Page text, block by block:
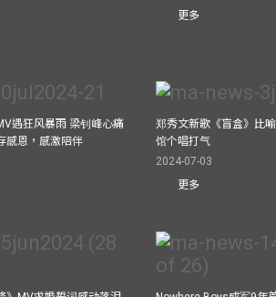
更多
遇狂风暴雨 梁钊峰心痛
感恩，感激陪伴
郑秀文新歌《盲盒》比
馆个唱打气
2024-07-03
更多